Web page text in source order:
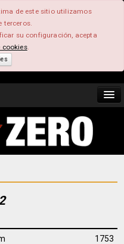
de este sitio utilizamos
terceros.
su configuración, acepta
cookies.
1753